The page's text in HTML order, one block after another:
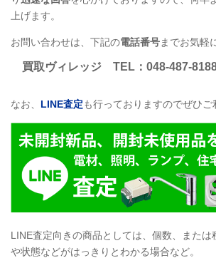
上げます。
お問い合わせは、下記の電話番号までお気軽
買取ヴィレッジ TEL ：048-487-
なお、 LINE査定も行っておりますのでぜひご
LINE査定向きの商品としては、個数、または
や状態などがはっきりとわかる場合など。